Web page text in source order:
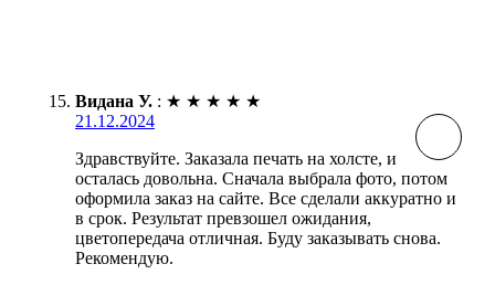
Видана У. : ★ ★ ★ ★ ★
21.12.2024
Здравствуйте. Заказала печать на холсте, и
осталась довольна. Сначала выбрала фото, потом
оформила заказ на сайте. Все сделали аккуратно и
в срок. Результат превзошел ожидания,
цветопередача отличная. Буду заказывать снова.
Рекомендую.